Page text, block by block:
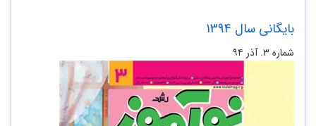
بایگانی سال 1394
شماره ۳. آذر ۹۴